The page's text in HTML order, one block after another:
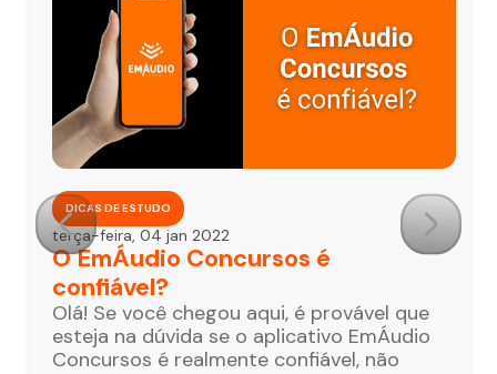
DICAS DE ESTUDO
terça-feira, 04 jan 2022
O EmÁudio Concursos é
confiável?
Olá! Se você chegou aqui, é provável que
esteja na dúvida se o aplicativo EmÁudio
Concursos é realmente confiável, não